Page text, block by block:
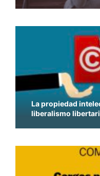
La propiedad
liberalismo